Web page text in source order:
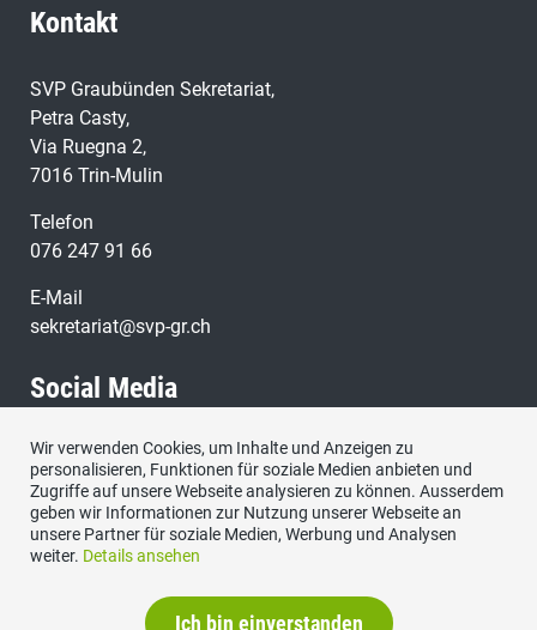
Kontakt
SVP Graubünden Sekretariat,
Petra Casty,
Via Ruegna 2,
7016 Trin-Mulin
Telefon
076 247 91 66
E-Mail
sekretariat@svp-gr.ch
Social Media
Besuchen Sie uns bei:
Wir verwenden Cookies, um Inhalte und Anzeigen zu
personalisieren, Funktionen für soziale Medien anbieten und
Zugriffe auf unsere Webseite analysieren zu können. Ausserdem
geben wir Informationen zur Nutzung unserer Webseite an
unsere Partner für soziale Medien, Werbung und Analysen
weiter. Details ansehen
Ich bin einverstanden